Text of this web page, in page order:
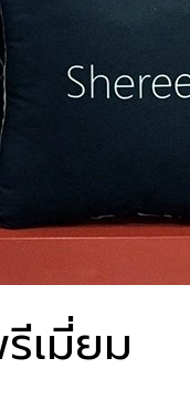
เมี่ยม